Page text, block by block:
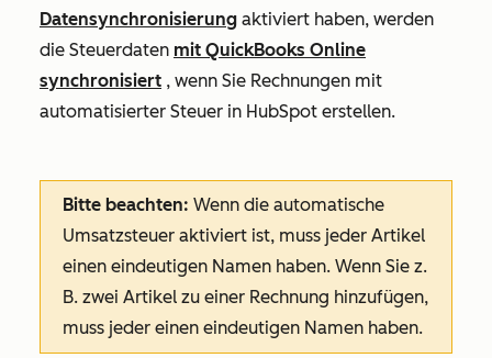
Datensynchronisierung aktiviert haben, werden
die Steuerdaten mit QuickBooks Online
synchronisiert , wenn Sie Rechnungen mit
automatisierter Steuer in HubSpot erstellen.
Bitte beachten: Wenn die automatische
Umsatzsteuer aktiviert ist, muss jeder Artikel
einen eindeutigen Namen haben. Wenn Sie z.
B. zwei Artikel zu einer Rechnung hinzufügen,
muss jeder einen eindeutigen Namen haben.